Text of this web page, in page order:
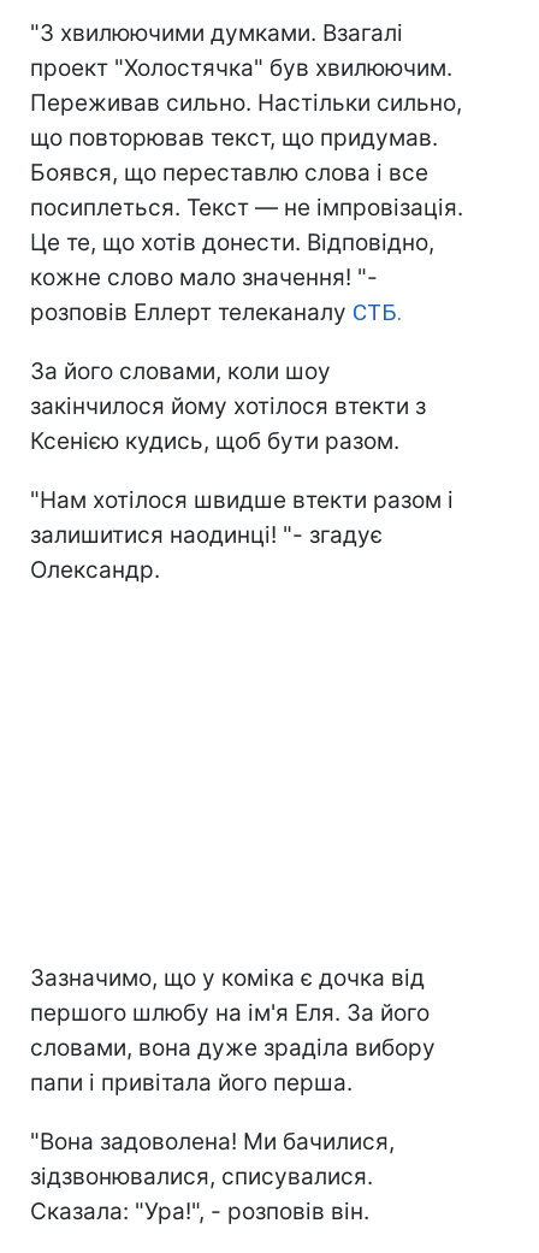
"З хвилюючими думками. Взагалі
проект "Холостячка" був хвилюючим.
Переживав сильно. Настільки сильно,
що повторював текст, що придумав.
Боявся, що переставлю слова і все
посиплеться. Текст — не імпровізація.
Це те, що хотів донести. Відповідно,
кожне слово мало значення! "-
розповів Еллерт телеканалу СТБ.
За його словами, коли шоу
закінчилося йому хотілося втекти з
Ксенією кудись, щоб бути разом.
"Нам хотілося швидше втекти разом і
залишитися наодинці! "- згадує
Олександр.
Зазначимо, що у коміка є дочка від
першого шлюбу на ім'я Еля. За його
словами, вона дуже зраділа вибору
папи і привітала його перша.
"Вона задоволена! Ми бачилися,
зідзвонювалися, списувалися.
Сказала: "Ура!", - розповів він.